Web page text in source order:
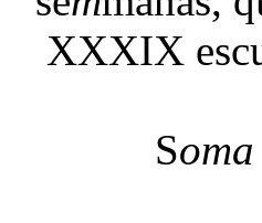
XXXIX
Soma